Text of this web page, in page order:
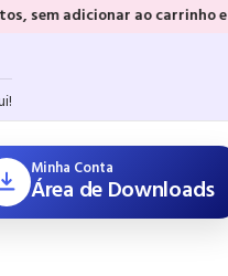
ao carrinho e sem
Minha Conta
Área de Downloads